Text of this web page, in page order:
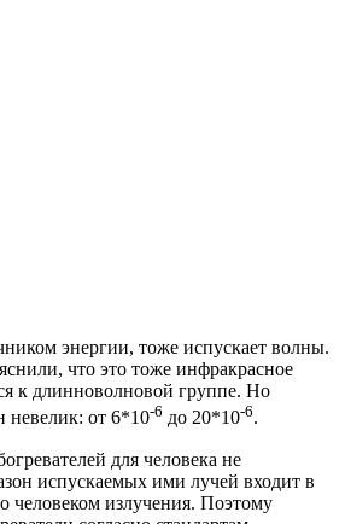
энергии, тоже испускает волны.
что это тоже инфракрасное
к длинноволновой группе. Но
невелик: от 6*10-6 до 20*10-6.
для человека не
испускаемых ими лучей входит в
человеком излучения. Поэтому